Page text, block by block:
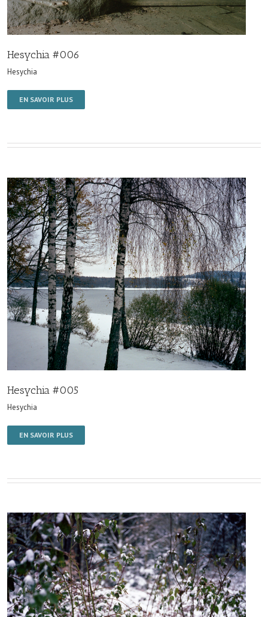
Hesychia #006
Hesychia
EN SAVOIR PLUS
Hesychia #005
Hesychia
EN SAVOIR PLUS